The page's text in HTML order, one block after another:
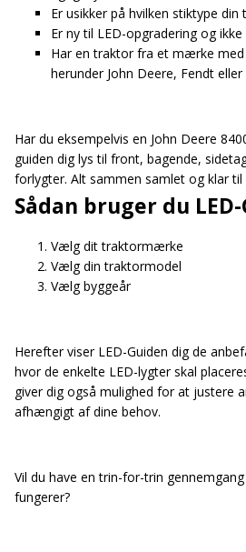
Er usikker på hvilken stiktype
Er ny til LED-opgradering og
Har en traktor fra et mærke
herunder John Deere, Fendt
Har du eksempelvis en John Deere
guiden dig lys til front, bagende,
forlygter. Alt sammen samlet og klar til
Sådan bruger du
Vælg dit traktormærke
Vælg din traktormodel
Vælg byggeår
Herefter viser LED-Guiden dig de
hvor de enkelte LED-lygter skal
giver dig også mulighed for at justere
afhængigt af dine behov.
Vil du have en trin-for-trin
fungerer?